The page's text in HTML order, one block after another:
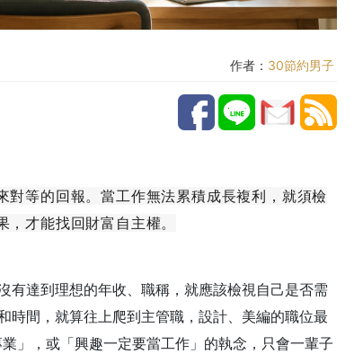
作者： 30節約男子
等的回報。當工作無法累積成長複利，就須檢
才能找回財富自主權。
達到理想的年收、職稱，就應該檢視自己是否需
時間，就算往上爬到主管職，設計、美編的職位最
」，或「興趣一定要當工作」的執念，只會一輩子